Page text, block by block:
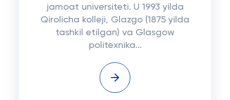
jamoat universiteti. U 1993 yilda
Qirolicha kolleji, Glazgo (1875 yilda
tashkil etilgan) va Glasgow
politexnika...